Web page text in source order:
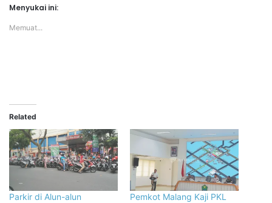
Menyukai ini:
Memuat...
Related
Parkir di Alun-alun
Pemkot Malang Kaji PKL